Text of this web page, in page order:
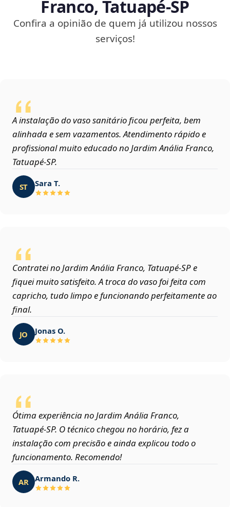
Franco, Tatuapé‑SP
Confira a opinião de quem já utilizou nossos
serviços!
A instalação do vaso sanitário ficou perfeita, bem
alinhada e sem vazamentos. Atendimento rápido e
profissional muito educado no Jardim Anália Franco,
Tatuapé‑SP.
ST Sara T.
Contratei no Jardim Anália Franco, Tatuapé‑SP e
fiquei muito satisfeito. A troca do vaso foi feita com
capricho, tudo limpo e funcionando perfeitamente ao
final.
JO Jonas O.
Ótima experiência no Jardim Anália Franco,
Tatuapé‑SP. O técnico chegou no horário, fez a
instalação com precisão e ainda explicou todo o
funcionamento. Recomendo!
AR Armando R.